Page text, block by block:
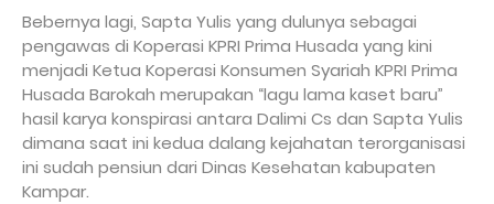
Bebernya lagi, Sapta Yulis yang dulunya sebagai
pengawas di Koperasi KPRI Prima Husada yang kini
menjadi Ketua Koperasi Konsumen Syariah KPRI Prima
Husada Barokah merupakan “lagu lama kaset baru”
hasil karya konspirasi antara Dalimi Cs dan Sapta Yulis
dimana saat ini kedua dalang kejahatan terorganisasi
ini sudah pensiun dari Dinas Kesehatan kabupaten
Kampar.